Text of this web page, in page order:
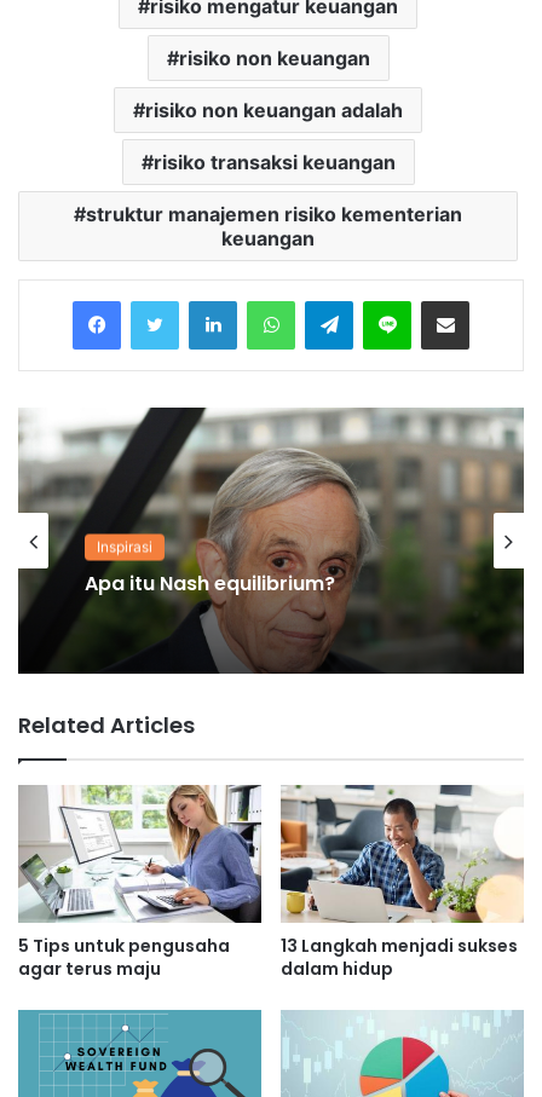
risiko mengatur keuangan
risiko non keuangan
risiko non keuangan adalah
risiko transaksi keuangan
struktur manajemen risiko kementerian
keuangan
Telegram
Inspirasi
Inspirasi
Apa itu hukum penawaran?
Related Articles
5 Tips untuk pengusaha
agar terus maju
13 Langkah menjadi sukses
dalam hidup